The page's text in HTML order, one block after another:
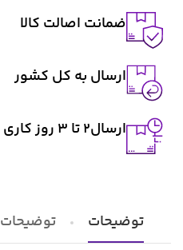
ضمانت اصالت کالا
ارسال به کل کشور
ارسال2 تا ۳ روز کاری
توضیحات